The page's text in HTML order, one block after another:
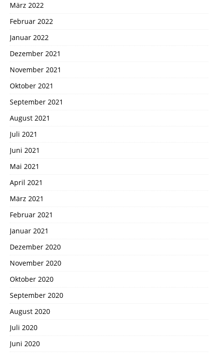
März 2022
Februar 2022
Januar 2022
Dezember 2021
November 2021
Oktober 2021
September 2021
August 2021
Juli 2021
Juni 2021
Mai 2021
April 2021
März 2021
Februar 2021
Januar 2021
Dezember 2020
November 2020
Oktober 2020
September 2020
August 2020
Juli 2020
Juni 2020